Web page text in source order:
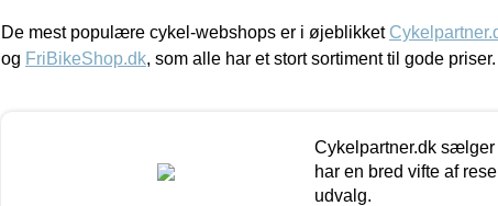
De mest populære cykel-webshops er i øjeblikket
og FriBikeShop.dk, som alle har et stort sortiment til gode priser.
Cykelpartner.dk sælger
har en bred vifte af
udvalg.